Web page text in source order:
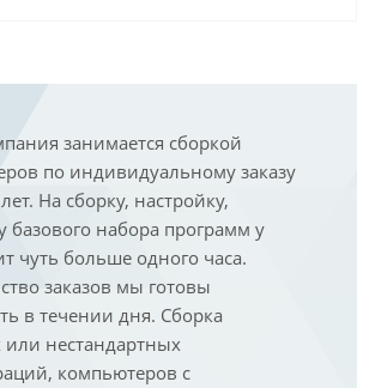
занимается сборкой
по индивидуальному заказу
На сборку, настройку,
базового набора программ у
чуть больше одного часа.
заказов мы готовы
в течении дня. Сборка
нестандартных
компьютеров с